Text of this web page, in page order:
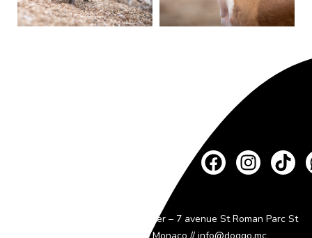
Dog Go C/o – Hello Center – 7 avenue St Roman Parc St